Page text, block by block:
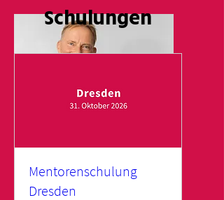
Angela und Jens
Schulungen
Mentorenschulung
Dresden